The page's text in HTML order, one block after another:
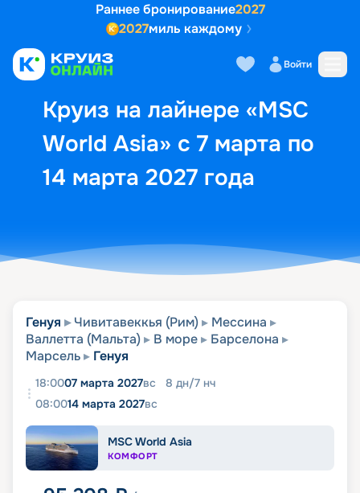
Раннее бронирование2027
2027миль каждому
Войти
Круиз на лайнере «MSC
World Asia» с 7 марта по
14 марта 2027 года
Выбор кают Маршрут и
Генуя Чивитавеккья (Рим)
Мессина
Валлетта (Мальта)
В море
Барселона
Марсель
Генуя
18:0007 марта 2027вс 8 дн/7 нч
08:0014 марта 2027вс
MSC World Asia
КОМФОРТ